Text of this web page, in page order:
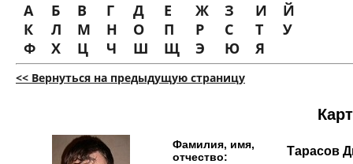
А Б В Г Д Е Ж З И
Й
К
Л М Н О П Р С Т
У
Ф
Х Ц Ч Ш Щ Э Ю Я
<< Вернуться на предыдущую страницу
Фамилия, имя,
отчество:
Тарасов